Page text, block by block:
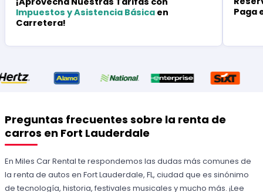
Impuestos y Asistencia Básica en
Carretera!
Paga
Preguntas frecuentes sobre la renta de
carros en Fort Lauderdale
En Miles Car Rental te respondemos las dudas más comunes de
la renta de autos en Fort Lauderdale, FL, ciudad que es sinónimo
de tecnología, historia, festivales musicales y mucho más. ¡Lee